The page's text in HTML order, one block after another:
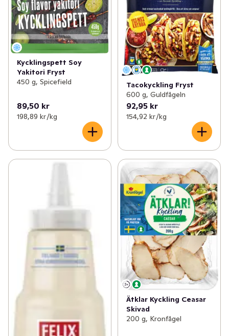
Kycklingspett Soy
Yakitori Fryst
450 g, Spicefield
89,50 kr
198,89 kr /kg
Tacokyckling Fryst
600 g, Guldfågeln
92,95 kr
154,92 kr /kg
Ätklar Kyckling Ceasar
Skivad
200 g, Kronfågel